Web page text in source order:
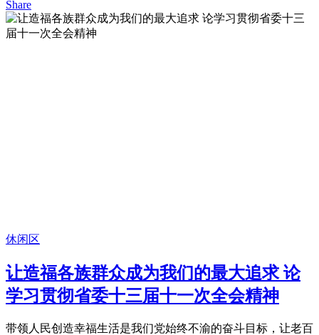
Share
休闲区
让造福各族群众成为我们的最大追求 论
学习贯彻省委十三届十一次全会精神
带领人民创造幸福生活是我们党始终不渝的奋斗目标，让老百